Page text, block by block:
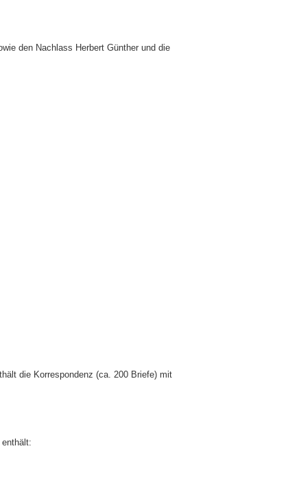
den Nachlass Herbert Günther und die
die Korrespondenz (ca. 200 Briefe) mit